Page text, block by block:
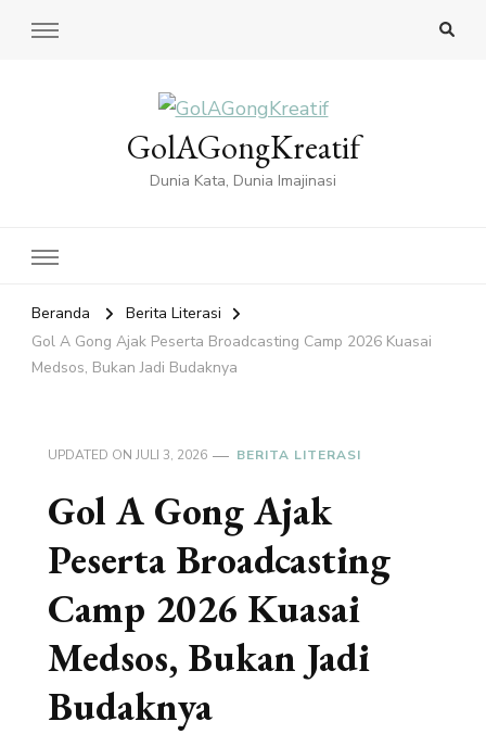
GolAGongKreatif
Dunia Kata, Dunia Imajinasi
Beranda
Berita Literasi
Gol A Gong Ajak Peserta Broadcasting Camp 2026 Kuasai
Medsos, Bukan Jadi Budaknya
UPDATED ON JULI 3, 2026 BERITA LITERASI
Gol A Gong Ajak
Peserta Broadcasting
Camp 2026 Kuasai
Medsos, Bukan Jadi
Budaknya